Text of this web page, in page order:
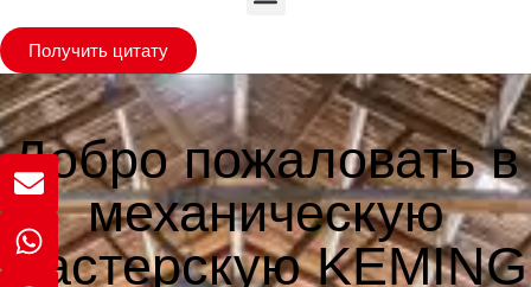
Получить цитату
Добро пожаловать в
механическую
мастерскую KEMING